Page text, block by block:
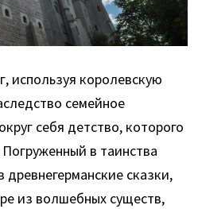
используя королевскую
семейное
себя детство, которого
в таинства
древнегерманские сказки,
из волшебных существ,